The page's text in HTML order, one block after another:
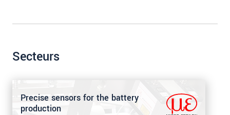
Secteurs
Precise sensors for the battery
production